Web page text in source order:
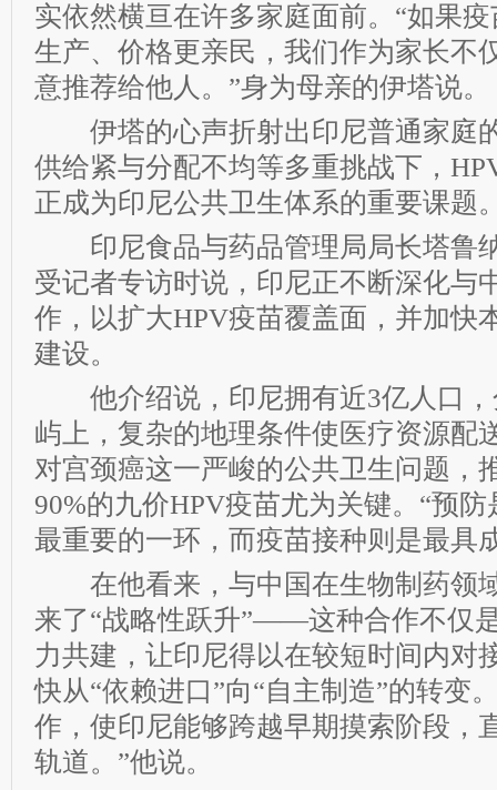
实依然横亘在许多家庭面前。“如果
生产、价格更亲民，我们作为家长不
意推荐给他人。”身为母亲的伊塔说。
伊塔的心声折射出印尼普通家庭
供给紧与分配不均等多重挑战下，
正成为印尼公共卫生体系的重要课题
印尼食品与药品管理局局长塔鲁
受记者专访时说，印尼正不断深化与
作，以扩大HPV疫苗覆盖面，并加快
建设。
他介绍说，印尼拥有近3亿人口，
屿上，复杂的地理条件使医疗资源配
对宫颈癌这一严峻的公共卫生问题，
90%的九价HPV疫苗尤为关键。“预
最重要的一环，而疫苗接种则是最具
在他看来，与中国在生物制药领
来了“战略性跃升”——这种合作不仅
力共建，让印尼得以在较短时间内对
快从“依赖进口”向“自主制造”的转变
作，使印尼能够跨越早期摸索阶段，
轨道。”他说。